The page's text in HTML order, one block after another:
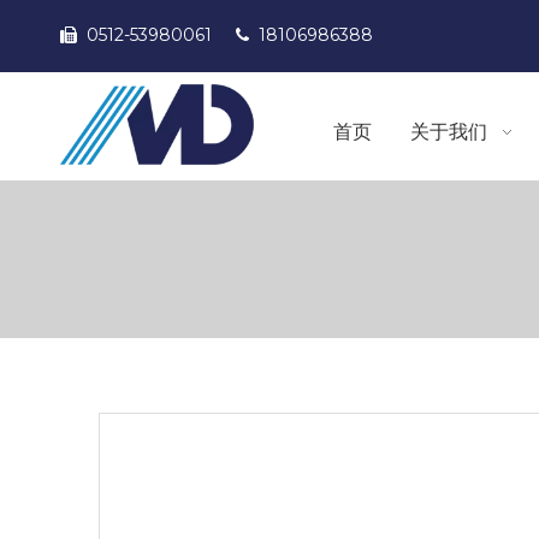
 0512-53980061  18106986388
首页 关于我们